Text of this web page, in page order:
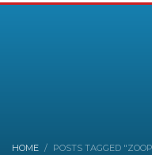
HOME POSTS TAGGED